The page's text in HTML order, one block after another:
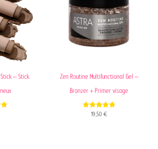
– Stick
Zen Routine Multifunctional Gel –
Bronzer + Primer visage
4.80
19,50 €